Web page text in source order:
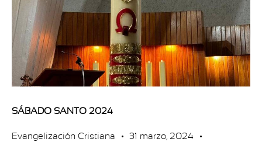
SÁBADO SANTO 2024
Evangelización Cristiana 31 marzo, 2024